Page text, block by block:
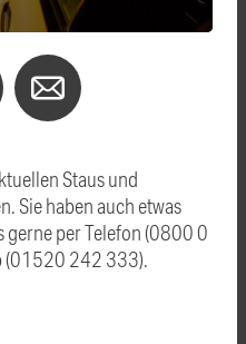
Staus und
Sie haben auch etwas
gerne per Telefon (0800 0
(01520 242 333).